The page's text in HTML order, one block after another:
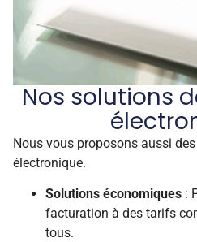
Nos solutions
Nous vous proposons aussi
électronique.
Solutions économiques :
facturation à des tarifs
tous.